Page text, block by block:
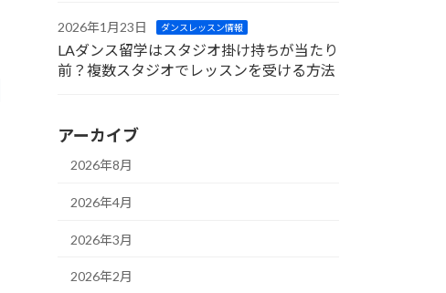
2026年1月23日 ダンスレッスン情報
LAダンス留学はスタジオ掛け持ちが当たり
前？複数スタジオでレッスンを受ける方法
アーカイブ
2026年8月
2026年4月
2026年3月
2026年2月